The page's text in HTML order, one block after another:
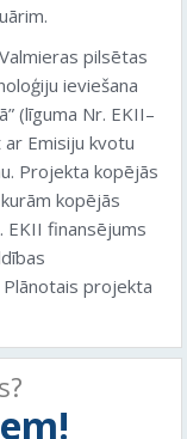
pilsētas
ieviešana
(līguma Nr. EKII–
Emisiju kvotu
Projekta kopējās
kopējās
EKII finansējums
projekta